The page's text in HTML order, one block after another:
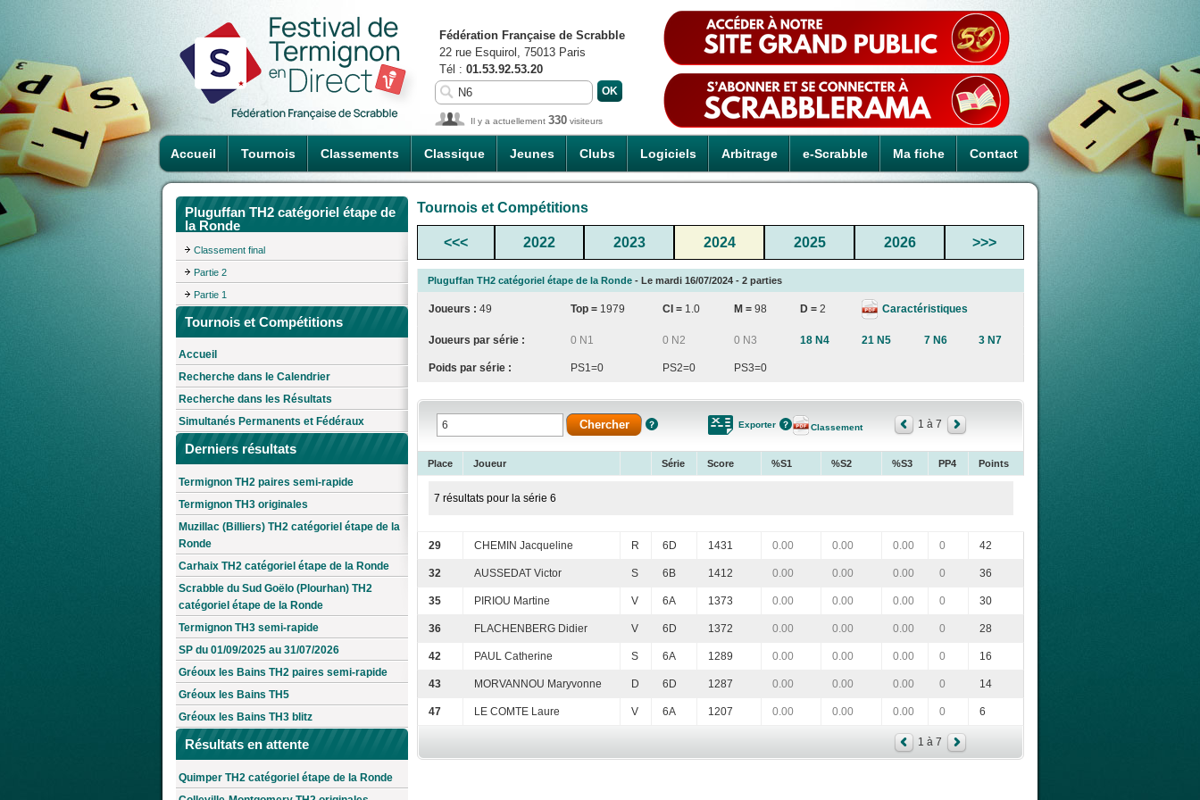
Accueil Tournois Classements Classique Jeunes Clubs Logiciels Arbitrage e-Scrabble Ma fiche Contact
Fédération Française de Scrabble
22 rue Esquirol, 75013 Paris
Tél : 01.53.92.53.20
Il y a actuellement 330 visiteurs
Pluguffan TH2 catégoriel étape de
la Ronde
Classement final
Partie 2
Partie 1
Tournois et Compétitions
Accueil
Recherche dans le Calendrier
Recherche dans les Résultats
Simultanés Permanents et Fédéraux
Derniers résultats
Termignon TH2 paires semi-rapide
Termignon TH3 originales
Muzillac (Billiers) TH2 catégoriel étape de la
Ronde
Carhaix TH2 catégoriel étape de la Ronde
Scrabble du Sud Goëlo (Plourhan) TH2
catégoriel étape de la Ronde
Termignon TH3 semi-rapide
SP du 01/09/2025 au 31/07/2026
Gréoux les Bains TH2 paires semi-rapide
Gréoux les Bains TH5
Gréoux les Bains TH3 blitz
Résultats en attente
Quimper TH2 catégoriel étape de la Ronde
Tournois et Compétitions
<<< 2022 2023 2024 2025 2026 >>>
Pluguffan TH2 catégoriel étape de la Ronde - Le mardi 16/07/2024 - 2 parties
Joueurs : 49 Top = 1979 CI = 1.0 M = 98 D = 2 Caractéristiques
Joueurs par série : 0 N1 0 N2 0 N3 18 N4 21 N5 7 N6 3 N7
Poids par série : PS1=0 PS2=0 PS3=0
Exporter Classement 1 à 7
Place Joueur Série Score %S1 %S2 %S3 PP4 Points
7 résultats pour la série 6
29 CHEMIN Jacqueline R 6D 1431 0.00 0.00 0.00 0 42
32 AUSSEDAT Victor S 6B 1412 0.00 0.00 0.00 0 36
35 PIRIOU Martine V 6A 1373 0.00 0.00 0.00 0 30
36 FLACHENBERG Didier V 6D 1372 0.00 0.00 0.00 0 28
42 PAUL Catherine S 6A 1289 0.00 0.00 0.00 0 16
43 MORVANNOU Maryvonne D 6D 1287 0.00 0.00 0.00 0 14
47 LE COMTE Laure V 6A 1207 0.00 0.00 0.00 0 6
1 à 7